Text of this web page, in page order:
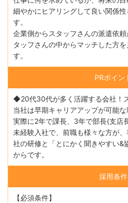
細やかにヒアリングして良い関係
す。
企業側からスタッフさんの派遣依
タッフさんの中からマッチした方
す。
PRポイン
◆20代30代が多く活躍する会社！
当社は早期キャリアアップが可能な
実際に2年で課長、3年で部長(支店
未経験入社で、前職も様々な方が
社の研修と「とにかく聞きやすい&
からです。
採用条件
【必須条件】